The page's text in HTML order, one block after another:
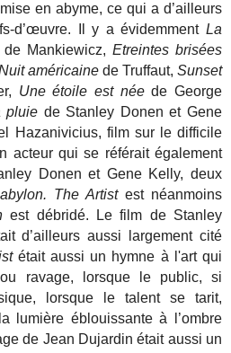
en abyme, ce qui a d’ailleurs
d’œuvre. Il y a évidemment La
Mankiewicz,Etreintes brisées
américaine de Truffaut, Sunset
Une étoile est néede George
pluie de Stanley Donen et Gene
Hazanivicius, film sur le difficile
acteur qui se référait également
Donen et Gene Kelly, deux
The Artistest néanmoins
est débridé. Le film de Stanley
d’ailleurs aussi largement cité
était aussi un hymne à l'art qui
ravage, lorsque le public, si
lorsque le talent se tarit,
lumière éblouissante à l’ombre
de Jean Dujardin était aussi un